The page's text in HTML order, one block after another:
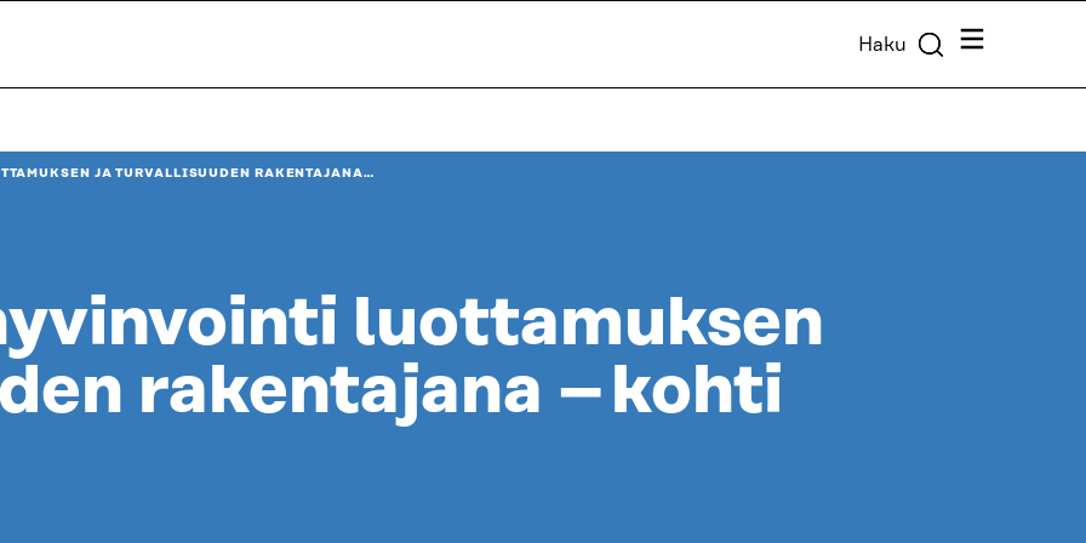
Haku Valikko
JA TURVALLISUUDEN RAKENTAJANA…
luottamuksen
rakentajana – kohti